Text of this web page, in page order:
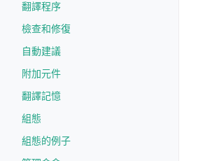
翻譯程序
檢查和修復
自動建議
附加元件
翻譯記憶
組態
組態的例子